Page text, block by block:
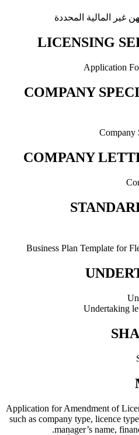
غير المالية المحددة
LICENSING
Application
COMPANY
Company
COMPANY
Business Plan Template for
Undertaking
Application for Amendment of
such as company type, licence
manager’s name,